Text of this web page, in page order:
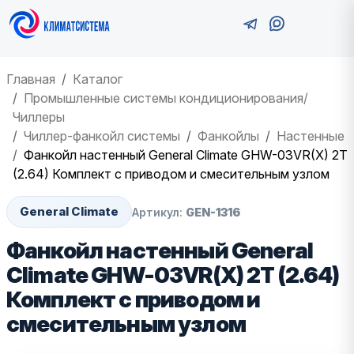
Главная
Каталог
Промышленные системы кондиционирования/
Чиллеры
Чиллер-фанкойл системы
Фанкойлы
Настенные
Фанкойл настенный General Climate GHW-03VR(X) 2T
(2.64) Комплект с приводом и смесительным узлом
General Climate Артикул: GEN-1316
Фанкойл настенный General
Climate GHW-03VR(X) 2T (2.64)
Комплект с приводом и
смесительным узлом